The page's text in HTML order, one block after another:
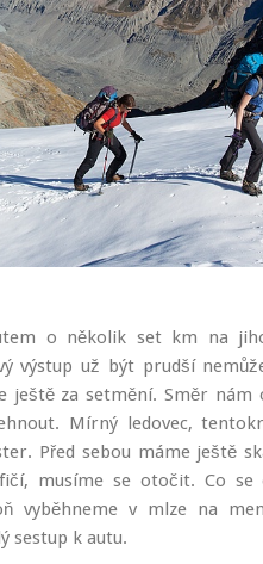
o několik set km na
výstup už být prudší
ještě za setmění. Směr nám
Mírný ledovec,
Před sebou máme ještě
musíme se otočit. Co se
vyběhneme v mlze na
sestup k autu.